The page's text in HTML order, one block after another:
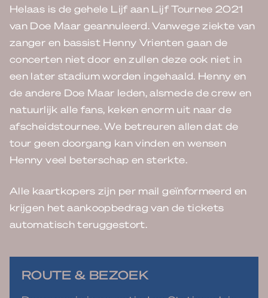
Helaas is de gehele Lijf aan Lijf Tournee 2021
van Doe Maar geannuleerd. Vanwege ziekte van
zanger en bassist Henny Vrienten gaan de
concerten niet door en zullen deze ook niet in
een later stadium worden ingehaald. Henny en
de andere Doe Maar leden, alsmede de crew en
natuurlijk alle fans, keken enorm uit naar de
afscheidstournee. We betreuren allen dat de
tour geen doorgang kan vinden en wensen
Henny veel beterschap en sterkte.
Alle kaartkopers zijn per mail geïnformeerd en
krijgen het aankoopbedrag van de tickets
automatisch teruggestort.
ROUTE & BEZOEK